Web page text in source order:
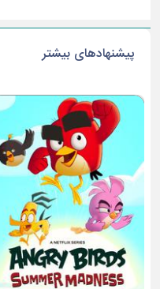
پیشنهادهای بیشتر